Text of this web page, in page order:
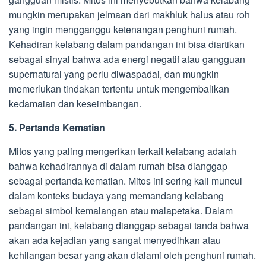
mungkin merupakan jelmaan dari makhluk halus atau roh
yang ingin mengganggu ketenangan penghuni rumah.
Kehadiran kelabang dalam pandangan ini bisa diartikan
sebagai sinyal bahwa ada energi negatif atau gangguan
supernatural yang perlu diwaspadai, dan mungkin
memerlukan tindakan tertentu untuk mengembalikan
kedamaian dan keseimbangan.
5. Pertanda Kematian
Mitos yang paling mengerikan terkait kelabang adalah
bahwa kehadirannya di dalam rumah bisa dianggap
sebagai pertanda kematian. Mitos ini sering kali muncul
dalam konteks budaya yang memandang kelabang
sebagai simbol kemalangan atau malapetaka. Dalam
pandangan ini, kelabang dianggap sebagai tanda bahwa
akan ada kejadian yang sangat menyedihkan atau
kehilangan besar yang akan dialami oleh penghuni rumah.